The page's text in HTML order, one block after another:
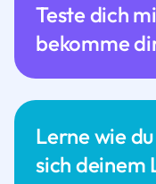
Lerne wie
sich deinem
Teste dich
bekomme